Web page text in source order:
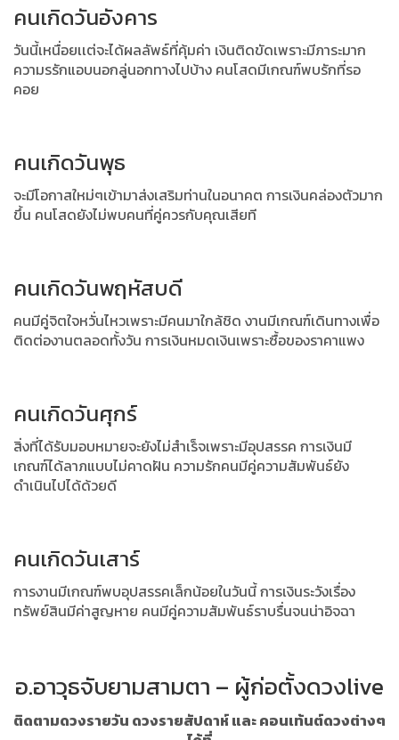
คนเกิดวันอังคาร
วันนี้เหนื่อยเเต่จะได้ผลลัพธ์ที่คุ้มค่า เงินติดขัดเพราะมีภาระมาก
ความรรักแอบนอกลู่นอกทางไปบ้าง คนโสดมีเกณฑ์พบรักที่รอ
คอย
คนเกิดวันพุธ
จะมีโอกาสใหม่ๆเข้ามาส่งเสริมท่านในอนาคต การเงินคล่องตัวมาก
ขึ้น คนโสดยังไม่พบคนที่คู่ควรกับคุณเสียที
คนเกิดวันพฤหัสบดี
คนมีคู่จิตใจหวั่นไหวเพราะมีคนมาใกล้ชิด งานมีเกณฑ์เดินทางเพื่อ
ติดต่องานตลอดทั้งวัน การเงินหมดเงินเพราะซื้อของราคาแพง
คนเกิดวันศุกร์
สิ่งที่ได้รับมอบหมายจะยังไม่สำเร็จเพราะมีอุปสรรค การเงินมี
เกณฑ์ได้ลาภแบบไม่คาดฝัน ความรักคนมีคู่ความสัมพันธ์ยัง
ดำเนินไปได้ด้วยดี
คนเกิดวันเสาร์
การงานมีเกณฑ์พบอุปสรรคเล็กน้อยในวันนี้ การเงินระวังเรื่อง
ทรัพย์สินมีค่าสูญหาย คนมีคู่ความสัมพันธ์ราบรื่นจนน่าอิจฉา
อ.อาวุธจับยามสามตา – ผู้ก่อตั้งดวงlive
ติดตามดวงรายวัน ดวงรายสัปดาห์ และ คอนเท้นต์ดวงต่างๆ